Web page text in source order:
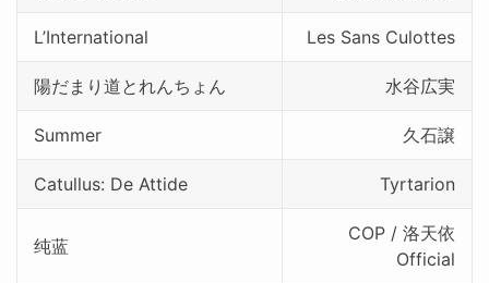
L’International Les Sans Culottes
陽だまり道とれんちょん 水谷広実
Summer 久石譲
Catullus: De Attide Tyrtarion
纯蓝
COP / 洛天依
Official